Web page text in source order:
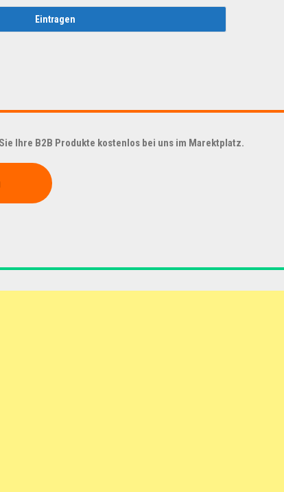
Ihre B2B Produkte kostenlos bei uns im Marektplatz.